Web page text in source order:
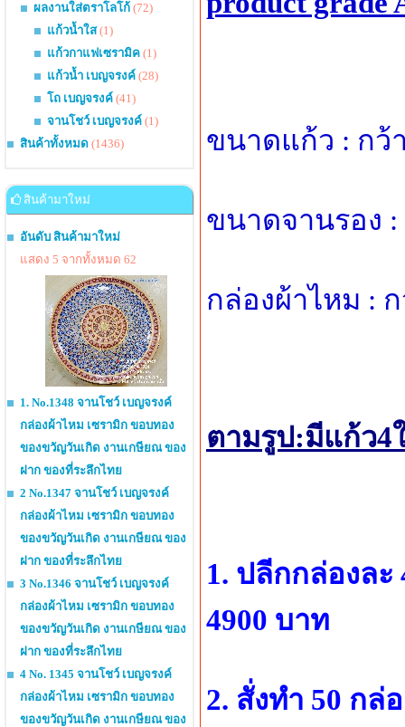
ผลงานใส่ตราโลโก้ (72)
แก้วน้ำใส(1)
แก้วกาแฟเซรามิค (1)
แก้วน้ำ เบญจรงค์ (28)
โถ เบญจรงค์ (41)
จานโชว์ เบญจรงค์ (1)
สินค้าทั้งหมด (1436)
สินค้ามาใหม่
อันดับ สินค้ามาใหม่
แสดง 5 จากทั้งหมด 62
1. No.1348 จานโชว์ เบญจรงค์
กล่องผ้าไหม เซรามิก ขอบทอง
ของขวัญวันเกิด งานเกษียณ ของ
ฝาก ของที่ระลึกไทย
2 No.1347 จานโชว์ เบญจรงค์
กล่องผ้าไหม เซรามิก ขอบทอง
ของขวัญวันเกิด งานเกษียณ ของ
ฝาก ของที่ระลึกไทย
3 No.1346 จานโชว์ เบญจรงค์
กล่องผ้าไหม เซรามิก ขอบทอง
ของขวัญวันเกิด งานเกษียณ ของ
ฝาก ของที่ระลึกไทย
4 No. 1345 จานโชว์ เบญจรงค์
กล่องผ้าไหม เซรามิก ขอบทอง
ของขวัญวันเกิด งานเกษียณ ของ
ขนาดแก้ว : กว้
ขนาดจานรอง :
กล่องผ้าไหม :
ตามรูป:มีแก้ว4
1. ปลีกกล่องละ
4900 บาท
2. สั่งทำ 50 กล่